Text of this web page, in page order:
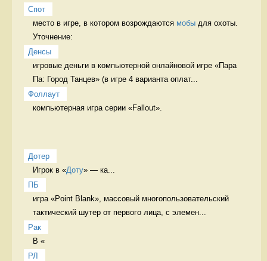
Спот
место в игре, в котором возрождаются мобы для охоты.
Уточнение:
Денсы
игровые деньги в компьютерной онлайновой игре «Пара
Па: Город Танцев» (в игре 4 варианта оплат...
Фоллаут
компьютерная игра серии «Fallout».
Дотер
Игрок в «Доту» — ка...
ПБ
игра «Point Blank», массовый многопользовательский
тактический шутер от первого лица, с элемен...
Рак
В «
РЛ